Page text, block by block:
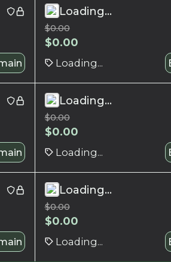
Loading...
$0.00
$0.00
Loading...
Loading...
$0.00
$0.00
Loading...
Loading...
$0.00
$0.00
Loading...